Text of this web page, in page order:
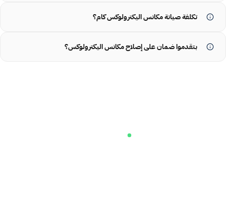
تكلفة صيانة مكانس اليكترولوكس كام؟
بتقدموا ضمان على إصلاح مكانس اليكترولوكس؟
متاحون 24/7